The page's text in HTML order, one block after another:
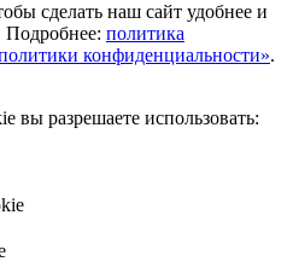
сделать наш сайт удобнее и
Подробнее: политика
конфиденциальности».
вы разрешаете использовать: